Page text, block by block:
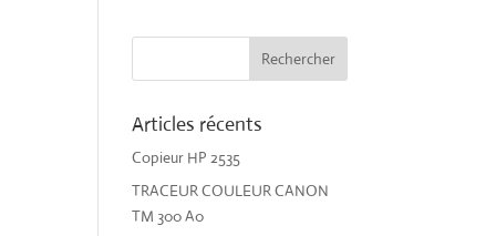
Articles récents
Copieur HP 2535
TRACEUR COULEUR CANON
TM 300 A0